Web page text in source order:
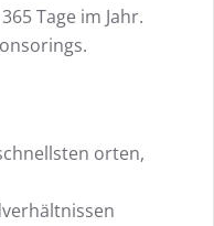
Tage im Jahr.
orten,